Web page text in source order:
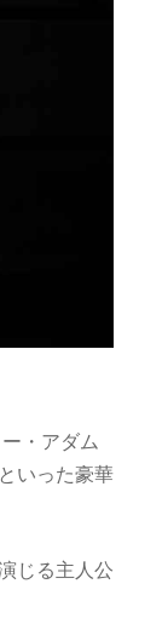
・アダム
いった豪華
じる主人公